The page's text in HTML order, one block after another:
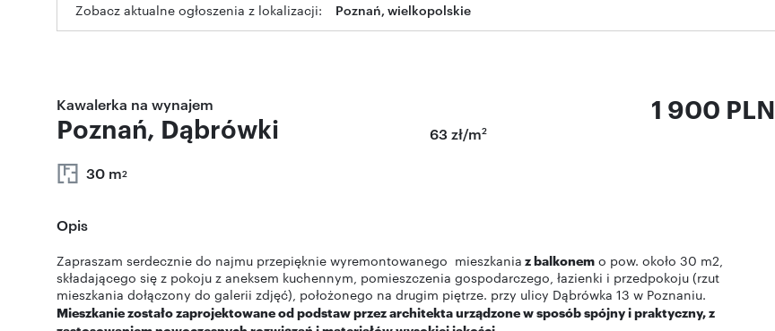
Zobacz aktualne ogłoszenia z lokalizacji: Poznań, wielkopolskie
Kawalerka na wynajem
Poznań, Dąbrówki
30 m2
1 900 PLN
63 zł/m2
Opis
Zapraszam serdecznie do najmu przepięknie wyremontowanego mieszkania z balkonem o pow. około 30 m2,
składającego się z pokoju z aneksem kuchennym, pomieszczenia gospodarczego, łazienki i przedpokoju (rzut
mieszkania dołączony do galerii zdjęć), położonego na drugim piętrze. przy ulicy Dąbrówka 13 w Poznaniu.
Mieszkanie zostało zaprojektowane od podstaw przez architekta urządzone w sposób spójny i praktyczny, z